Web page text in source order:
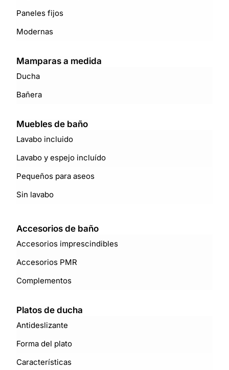
Paneles fijos
Modernas
Mamparas a medida
Ducha
Bañera
Muebles de baño
Lavabo incluido
Lavabo y espejo incluído
Pequeños para aseos
Sin lavabo
Accesorios de baño
Accesorios imprescindibles
Accesorios PMR
Complementos
Platos de ducha
Antideslizante
Forma del plato
Características